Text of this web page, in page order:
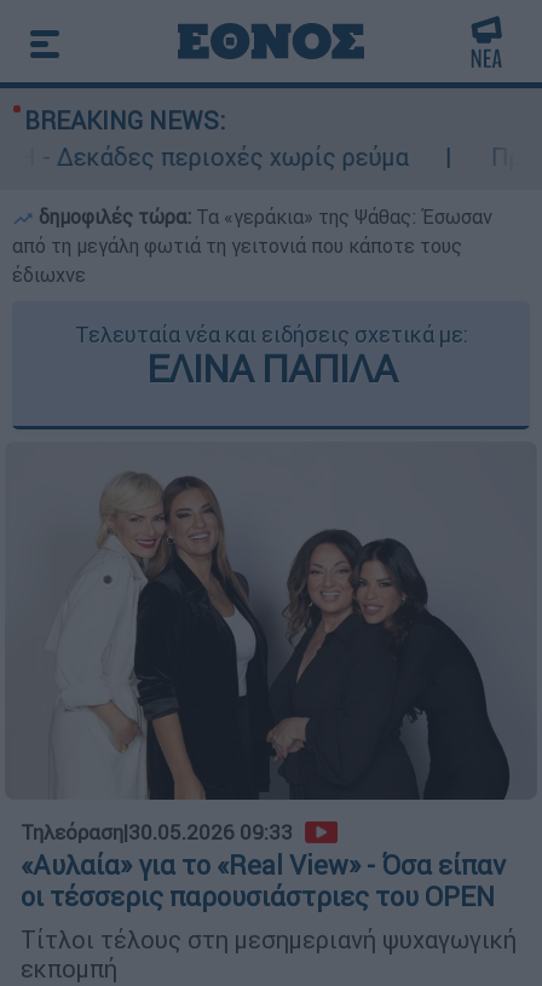
BREAKING NEWS:
περιοχές χωρίς ρεύμα
δημοφιλές τώρα: Τα «γεράκια» της Ψάθας: Έσωσαν
από τη μεγάλη φωτιά τη γειτονιά που κάποτε τους
έδιωχνε
Τελευταία νέα και ειδήσεις σχετικά με:
ΕΛΙΝΑ ΠΑΠΙΛΑ
Τηλεόραση|30.05.2026 09:33
«Αυλαία» για το «Real View» - Όσα είπαν
οι τέσσερις παρουσιάστριες του OPEN
Τίτλοι τέλους στη μεσημεριανή ψυχαγωγική
εκπομπή